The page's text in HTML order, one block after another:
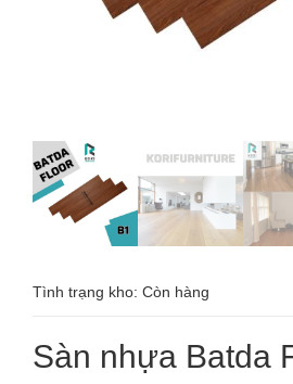
Tình trạng kho: Còn hàng
Sàn nhựa Batda